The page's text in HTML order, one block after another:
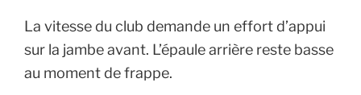
La vitesse du club demande un effort d’appui
sur la jambe avant. L’épaule arrière reste basse
au moment de frappe.